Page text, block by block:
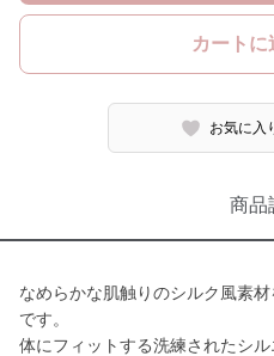
カートに
お気に入
商品
なめらかな肌触りのシルク風素
です。
体にフィットする洗練されたシ